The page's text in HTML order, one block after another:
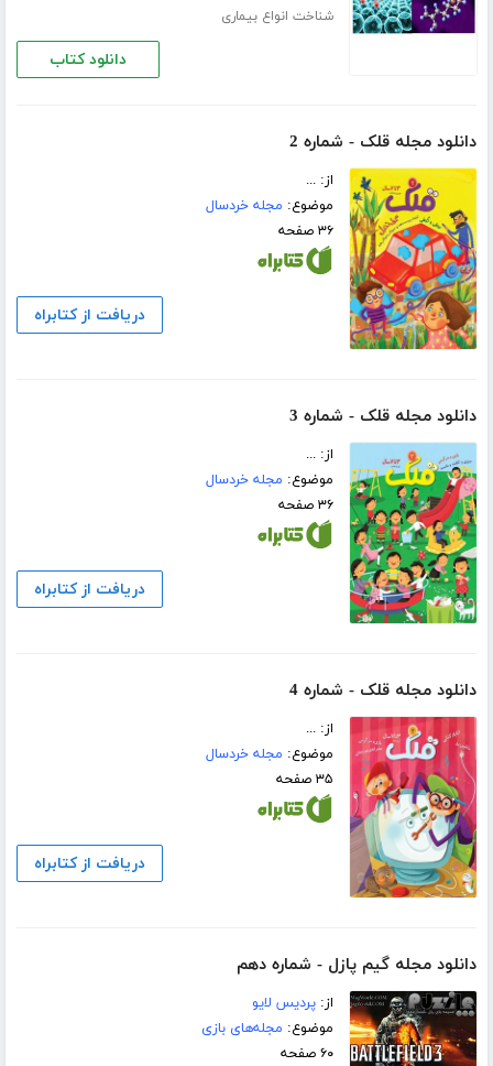
شناخت انواع بیماری
دانلود کتاب
دانلود مجله قلک - شماره 2
از: ...
موضوع: مجله خردسال
۳۶ صفحه
دریافت از کتابراه
دانلود مجله قلک - شماره 3
از: ...
موضوع: مجله خردسال
۳۶ صفحه
دریافت از کتابراه
دانلود مجله قلک - شماره 4
از: ...
موضوع: مجله خردسال
۳۵ صفحه
دریافت از کتابراه
دانلود مجله گیم پازل - شماره دهم
از:پردیس لایو
موضوع: مجله‌های بازی
۶۰ صفحه